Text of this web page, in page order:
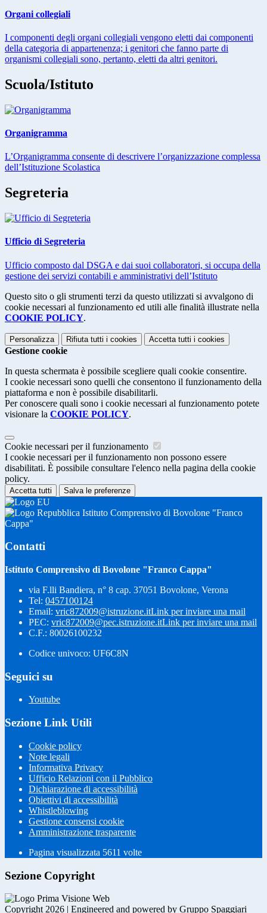
Organi collegiali
I componenti degli organi collegiali vengono eletti dai componenti
della categoria di appartenenza; i genitori che fanno parte di
organismi collegiali sono, pertanto, eletti da altri genitori.
Scuola/Istituto
Organigramma
L’Organigramma consente di descrivere l’organizzazione complessa
dell’Istituzione Scolastica
Segreteria
Ufficio di Segreteria
Ufficio composto dal DSGA e dai suoi collaboratori, si occupa della
gestione dei servizi contabili e amministrativi dell’Istituto
Questo sito o gli strumenti terzi da questo utilizzati si avvalgono di
cookie necessari al funzionamento ed utili alle finalità illustrate nella
COOKIE POLICY.
Personalizza Rifiuta tutti i cookies Accetta tutti i cookies
Gestione cookie
In questa schermata è possibile scegliere quali cookie consentire.
I cookie necessari sono quelli che consentono il funzionamento della
piattaforma e non è possibile disabilitarli.
Per conoscere quali sono i cookie necessari al funzionamento potete
visionare la COOKIE POLICY.
Cookie necessari per il funzionamento
I cookie necessari per il funzionamento non possono essere
disabilitati. È possibile consultare l'elenco nella pagina della cookie
policy.
Accetta tutti Salva le preferenze
Istituto Comprensivo di Bovolone "Franco
Cappa"
Contatti
Istituto Comprensivo di Bovolone "Franco Cappa"
via F.lli Bandiera, n° 8 cap. 37051 Bovolone, Verona
Tel: 0457100124
Email: vric872009@istruzione.itLink per inviare una mail
PEC: vric872009@pec.istruzione.itLink per inviare una mail
C.F.: 80026100232
Codice univoco: UF6C8N
Seguici su
Youtube
Sezione Link Utili
Cookie policy
Note legali
Informativa Privacy
Ufficio Relazioni con il Pubblico
Dichiarazione di accessibilità
Obiettivi di accessibilità
Whistleblowing
Gestione consensi cookie
Amministrazione trasparente
Pagina visualizzata 5611 volte
Sezione Copyright
Copyright 2026 | Engineered and powered by Gruppo Spaggiari